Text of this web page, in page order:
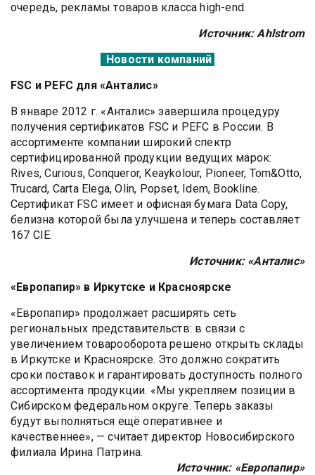
очередь, рекламы товаров класса high-end.
Источник: Ahlstrom
Новости компаний
FSC и PEFC для «Анталис»
В январе 2012 г. «Анталис» завершила процедуру
получения сертификатов FSC и PEFC в России. В
ассортименте компании широкий спектр
сертифицированной продукции ведущих марок:
Rives, Curious, Conqueror, Keaykolour, Pioneer, Tom&Otto,
Trucard, Carta Elega, Olin, Popset, Idem, Bookline.
Сертификат FSC имеет и офисная бумага Data Copy,
белизна которой была улучшена и теперь составляет
167 CIE.
Источник: «Анталис»
«Европапир» в Иркутске и Красноярске
«Европапир» продолжает расширять сеть
региональных представительств: в связи с
увеличением товарооборота решено открыть склады
в Иркутске и Красноярске. Это должно сократить
сроки поставок и гарантировать доступность полного
ассортимента продукции. «Мы укрепляем позиции в
Сибирском федеральном округе. Теперь заказы
будут выполняться ещё оперативнее и
качественнее», — считает директор Новосибирского
филиала Ирина Патрина.
Источник: «Европапир»